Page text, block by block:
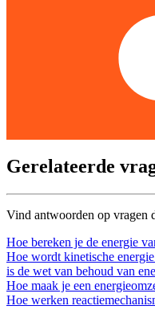
Gerelateerde
Vind antwoorden op vragen
Hoe bereken je de energie
Hoe wordt kinetische
is de wet van behoud van
Hoe maak je een
Hoe werken